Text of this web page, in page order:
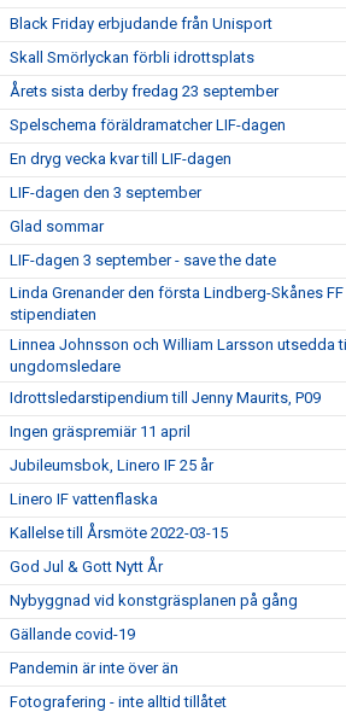
Black Friday erbjudande från Unisport
Skall Smörlyckan förbli idrottsplats
Årets sista derby fredag 23 september
Spelschema föräldramatcher LIF-dagen
En dryg vecka kvar till LIF-dagen
LIF-dagen den 3 september
Glad sommar
LIF-dagen 3 september - save the date
Linda Grenander den första Lindberg-Skånes FF
stipendiaten
Linnea Johnsson och William Larsson utsedda
ungdomsledare
Idrottsledarstipendium till Jenny Maurits, P09
Ingen gräspremiär 11 april
Jubileumsbok, Linero IF 25 år
Linero IF vattenflaska
Kallelse till Årsmöte 2022-03-15
God Jul & Gott Nytt År
Nybyggnad vid konstgräsplanen på gång
Gällande covid-19
Pandemin är inte över än
Fotografering - inte alltid tillåtet